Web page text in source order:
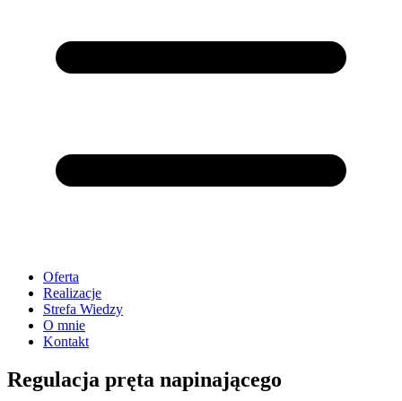
Oferta
Realizacje
Strefa Wiedzy
O mnie
Kontakt
Regulacja pręta napinającego